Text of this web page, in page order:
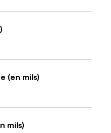
(en mils)
mils)